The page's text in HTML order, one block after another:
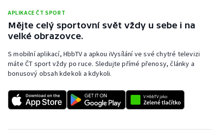
APLIKACE ČT SPORT
Mějte celý sportovní svět vždy u sebe i na
velké obrazovce.
S mobilní aplikací, HbbTV a apkou iVysílání ve své chytré televizi
máte ČT sport vždy po ruce. Sledujte přímé přenosy, články a
bonusový obsah kdekoli a kdykoli.